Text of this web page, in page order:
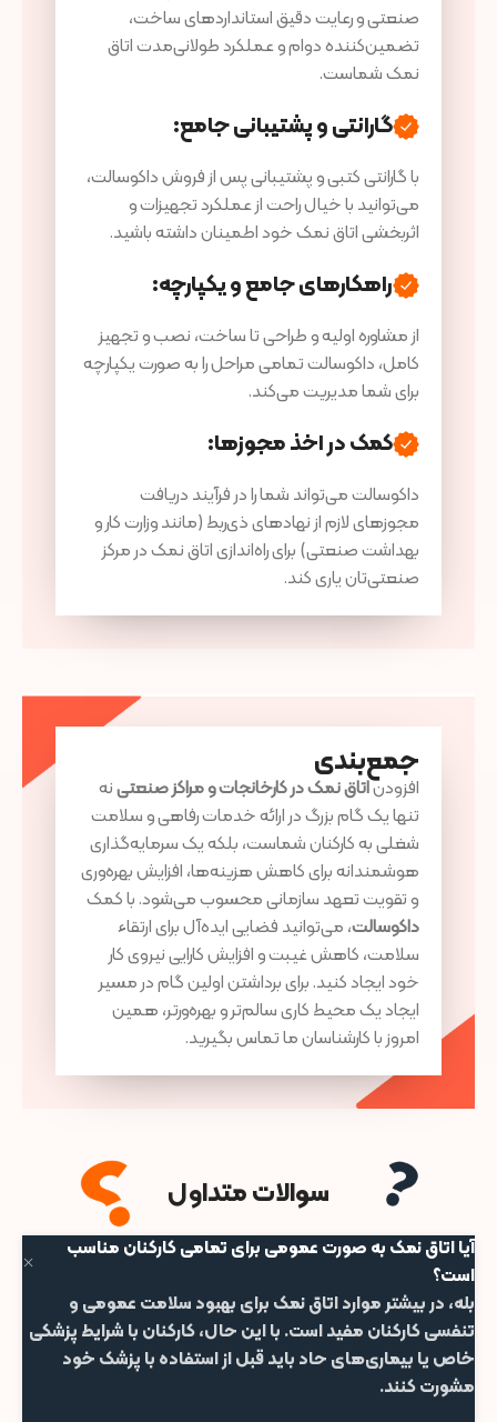
صنعتی و رعایت دقیق استانداردهای ساخت،
تضمین‌کننده دوام و عملکرد طولانی‌مدت اتاق
نمک شماست.
گارانتی و پشتیبانی جامع:
با گارانتی کتبی و پشتیبانی پس از فروش داکوسالت،
می‌توانید با خیال راحت از عملکرد تجهیزات و
اثربخشی اتاق نمک خود اطمینان داشته باشید.
راهکارهای جامع و یکپارچه:
از مشاوره اولیه و طراحی تا ساخت، نصب و تجهیز
کامل، داکوسالت تمامی مراحل را به صورت یکپارچه
برای شما مدیریت می‌کند.
کمک در اخذ مجوزها:
داکوسالت می‌تواند شما را در فرآیند دریافت
مجوزهای لازم از نهادهای ذی‌ربط (مانند وزارت کار و
بهداشت صنعتی) برای راه‌اندازی اتاق نمک در مرکز
صنعتی‌تان یاری کند.
جمع‌بندی
افزودناتاق نمک در کارخانجات و مراکز صنعتینه
تنها یک گام بزرگ در ارائه خدمات رفاهی و سلامت
شغلی به کارکنان شماست، بلکه یک سرمایه‌گذاری
هوشمندانه برای کاهش هزینه‌ها، افزایش بهره‌وری
و تقویت تعهد سازمانی محسوب می‌شود. با کمک
داکوسالت، می‌توانید فضایی ایده‌آل برای ارتقاء
سلامت، کاهش غیبت و افزایش کارایی نیروی کار
خود ایجاد کنید. برای برداشتن اولین گام در مسیر
ایجاد یک محیط کاری سالم‌تر و بهره‌ورتر، همین
امروز با کارشناسان ما تماس بگیرید.
سوالات متداول
آیا اتاق نمک به صورت عمومی برای تمامی کارکنان مناسب
است؟
بله، در بیشتر موارد اتاق نمک برای بهبود سلامت عمومی و
تنفسی کارکنان مفید است. با این حال، کارکنان با شرایط پزشکی
خاص یا بیماری‌های حاد باید قبل از استفاده با پزشک خود
مشورت کنند.